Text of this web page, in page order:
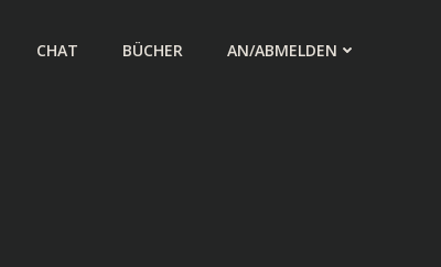
CHAT BÜCHER AN/ABMELDEN